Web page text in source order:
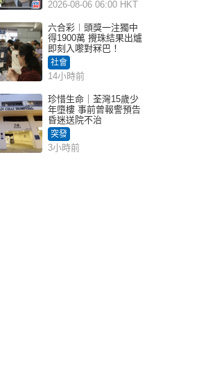
2026-08-06 06:00 HKT
六合彩︱頭獎一注獨中
得1900萬 攪珠結果出爐
即刻入嚟對冧巴！
社會
14小時前
珍惜生命｜荃灣15歲少
年墮樓 事前曾報警預告
昏迷送院不治
突發
3小時前